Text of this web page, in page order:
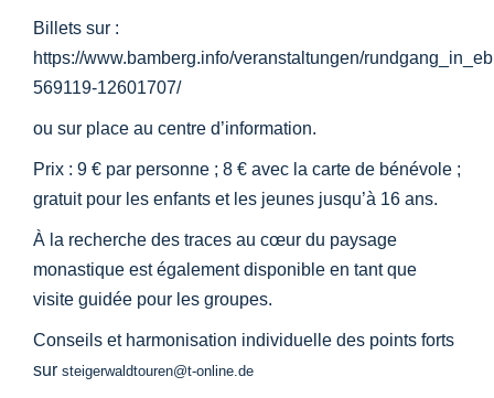
Billets sur :
https://www.bamberg.info/veranstaltungen/
569119-12601707/
ou sur place au centre d’information.
Prix : 9 € par personne ; 8 € avec la carte de bénévole ;
gratuit pour les enfants et les jeunes jusqu’à 16 ans.
À la recherche des traces au cœur du paysage
monastique est également disponible en tant que
visite guidée pour les groupes.
Conseils et harmonisation individuelle des points forts
sur steigerwaldtouren@t-online.de